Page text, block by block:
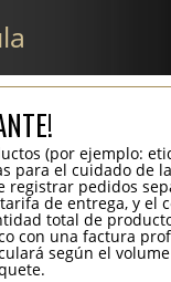
(por ejemplo:
para el cuidado de
registrar pedidos
de entrega, y el
total de
con una factura
según el